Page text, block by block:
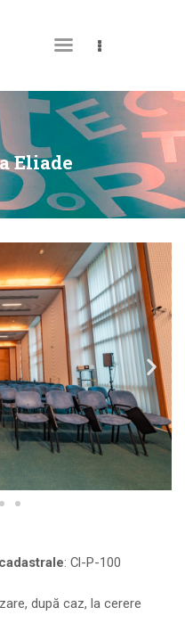
Eliade
DE
: Cl-P-100
după caz, la cerere